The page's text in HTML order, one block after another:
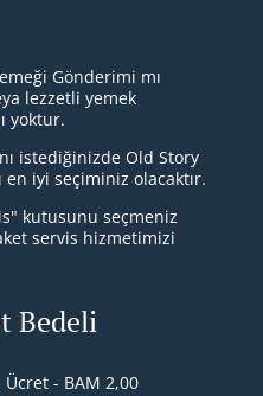
Gönderimi mı
lezzetli yemek
yoktur.
istediğinizde Old Story
iyi seçiminiz olacaktır.
kutusunu seçmeniz
servis hizmetimizi
Bedeli
Ücret - BAM 2,00